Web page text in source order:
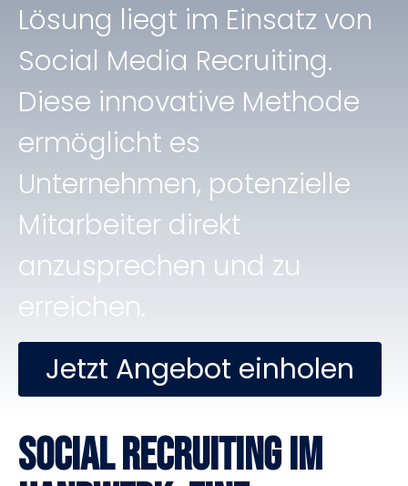
Lösung liegt im Einsatz von
Social Media Recruiting.
Diese innovative Methode
ermöglicht es
Unternehmen, potenzielle
Mitarbeiter direkt
anzusprechen und zu
erreichen.
Jetzt Angebot einholen
Social Recruiting im